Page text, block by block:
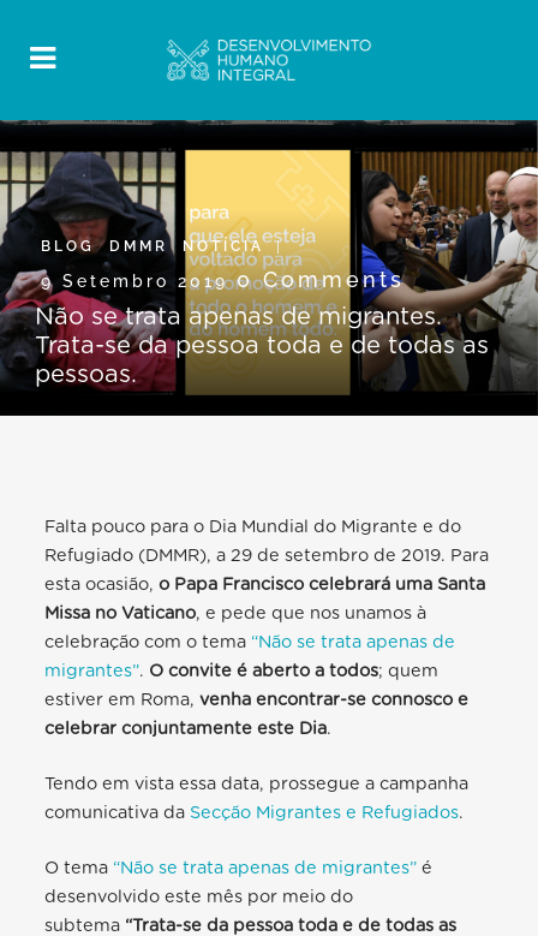
BLOG, DMMR , NOTÍCIA
9 Setembro 20190 Comments
Não se trata apenas de migrantes.
Trata-se da pessoa toda e de todas as
pessoas.
Falta pouco para o Dia Mundial do Migrante e do
Refugiado (DMMR), a 29 de setembro de 2019. Para
esta ocasião,o Papa Francisco celebrará uma Santa
Missa no Vaticano, e pede que nos unamos à
celebração com o tema “Não se trata apenas de
migrantes”. O convite é aberto a todos; quem
estiver em Roma,venha encontrar-se connosco e
celebrar conjuntamente este Dia.
Tendo em vista essa data, prossegue a campanha
comunicativa da Secção Migrantes e Refugiados.
O tema “Não se trata apenas de migrantes” é
desenvolvido este mês por meio do
subtema “Trata-se da pessoa toda e de todas as